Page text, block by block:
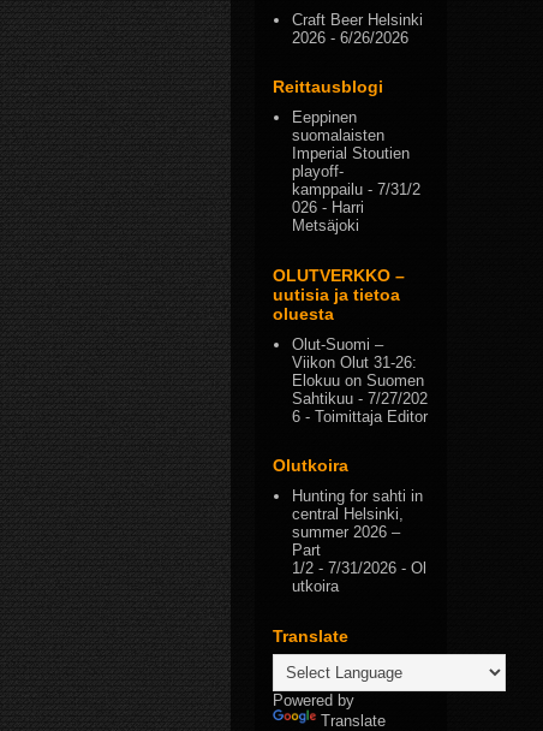
Craft Beer Helsinki
2026 - 6/26/2026
Reittausblogi
Eeppinen
suomalaisten
Imperial Stoutien
playoff-
kamppailu - 7/31/2
026 - Harri
Metsäjoki
OLUTVERKKO –
uutisia ja tietoa
oluesta
Olut-Suomi –
Viikon Olut 31-26:
Elokuu on Suomen
Sahtikuu - 7/27/202
6 - Toimittaja Editor
Olutkoira
Hunting for sahti in
central Helsinki,
summer 2026 –
Part
1/2 - 7/31/2026 - Ol
utkoira
Translate
Powered by
Translate